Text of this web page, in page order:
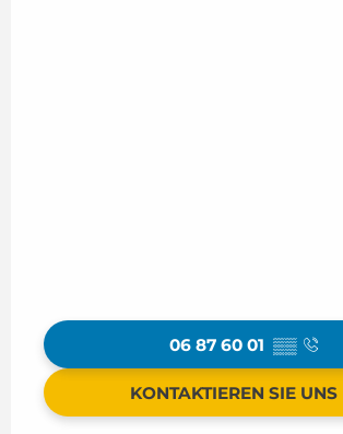
06 87 60 01 ▒▒
KONTAKTIEREN SIE UNS